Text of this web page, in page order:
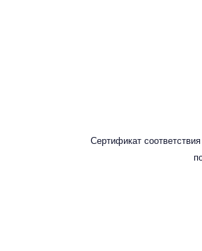
Сертификат